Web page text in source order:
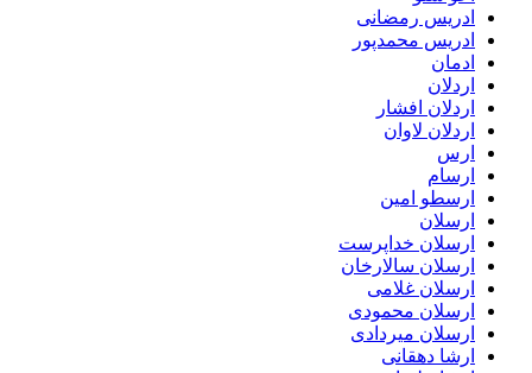
ادریس رمضانی
ادریس محمدپور
ادمان
اردلان
اردلان افشار
اردلان لاوان
ارس
ارسام
ارسطو امین
ارسلان
ارسلان خداپرست
ارسلان سالارخان
ارسلان غلامی
ارسلان محمودی
ارسلان میردادی
ارشا دهقانی